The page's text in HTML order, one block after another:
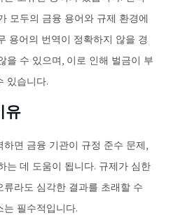
모두의 금융 용어와 규제 환경에
용어의 번역이 정확하지 않을 경
을 수 있으며, 이로 인해 벌금이 부
있습니다.
유
면 금융 기관이 규정 준수 문제,
는 데 도움이 됩니다. 규제가 심한
라도 심각한 결과를 초래할 수
필수적입니다.